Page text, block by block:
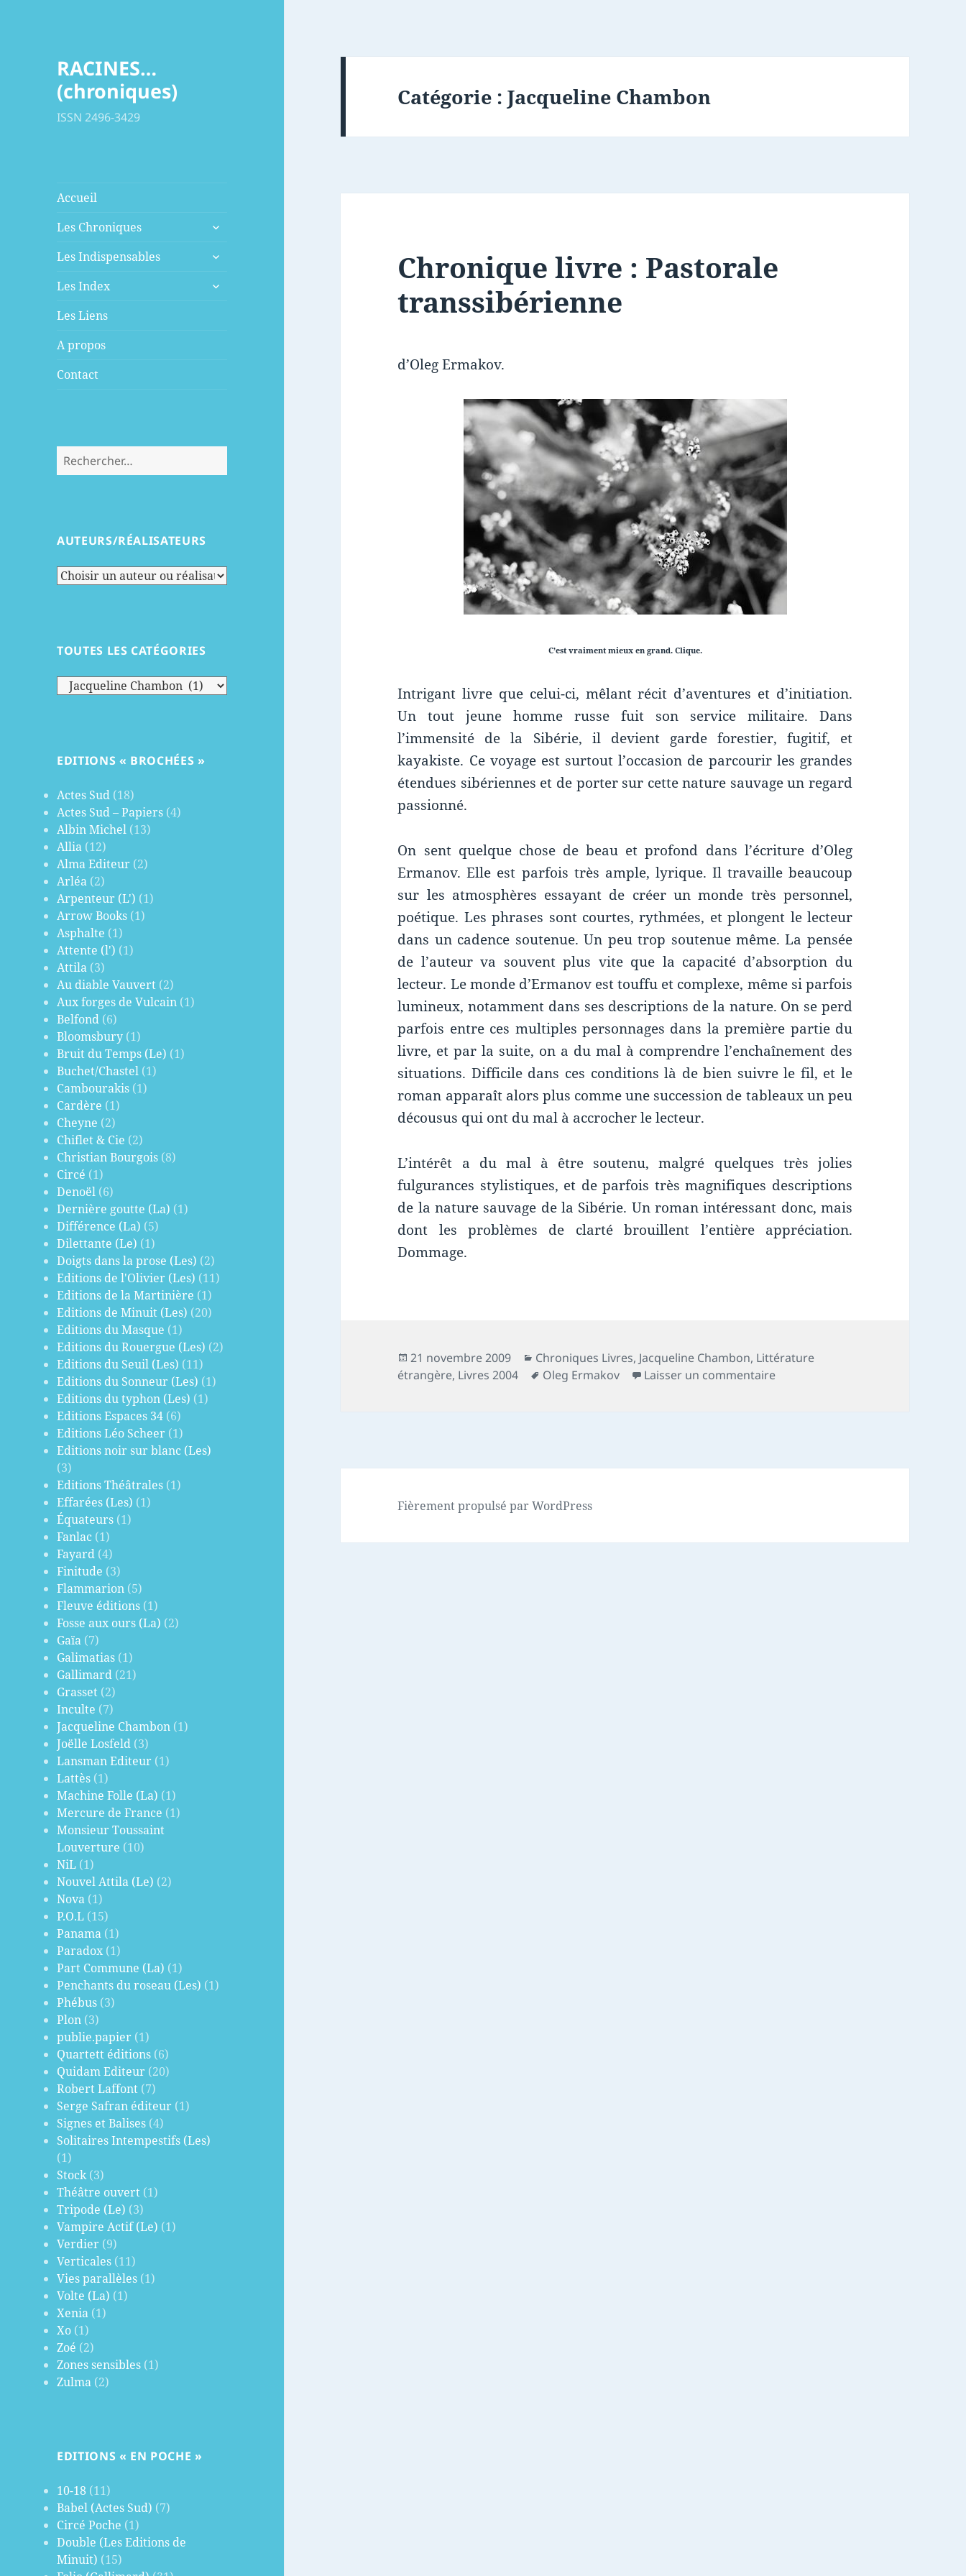
RACINES…
(chroniques)
ISSN 2496-3429
Accueil
Les Chroniques
ouvrir
sous-
Les Indispensables
ouvrir
sous-
Les Index
ouvrir
Les Liens
A propos
Contact
Rechercher :
AUTEURS/RÉALISATEURS
TOUTES LES CATÉGORIES
Toutes
EDITIONS « BROCHÉES »
Actes Sud (18)
Actes Sud – Papiers (4)
Albin Michel (13)
Allia (12)
Alma Editeur (2)
Arléa (2)
Arpenteur (L') (1)
Arrow Books (1)
Asphalte (1)
Attente (l') (1)
Attila (3)
Au diable Vauvert (2)
Aux forges de Vulcain (1)
Belfond (6)
Bloomsbury (1)
Bruit du Temps (Le) (1)
Buchet/Chastel (1)
Cambourakis (1)
Cardère (1)
Cheyne (2)
Chiflet & Cie (2)
Christian Bourgois (8)
Circé (1)
Denoël (6)
Dernière goutte (La) (1)
Différence (La) (5)
Dilettante (Le) (1)
Doigts dans la prose (Les) (2)
Editions de l'Olivier (Les) (11)
Editions de la Martinière (1)
Editions de Minuit (Les) (20)
Editions du Masque (1)
Editions du Rouergue (Les) (2)
Editions du Seuil (Les) (11)
Editions du Sonneur (Les) (1)
Editions du typhon (Les) (1)
Editions Espaces 34 (6)
Editions Léo Scheer (1)
Editions noir sur blanc (Les)
(3)
Editions Théâtrales (1)
Effarées (Les) (1)
Équateurs (1)
Fanlac (1)
Fayard (4)
Finitude (3)
Flammarion (5)
Fleuve éditions (1)
Fosse aux ours (La) (2)
Gaïa (7)
Galimatias (1)
Gallimard (21)
Grasset (2)
Inculte (7)
Jacqueline Chambon (1)
Joëlle Losfeld (3)
Lansman Editeur (1)
Lattès (1)
Machine Folle (La) (1)
Mercure de France (1)
Monsieur Toussaint
Louverture (10)
NiL (1)
Nouvel Attila (Le) (2)
Nova (1)
P.O.L (15)
Panama (1)
Paradox (1)
Part Commune (La) (1)
Penchants du roseau (Les) (1)
Phébus (3)
Plon (3)
publie.papier (1)
Quartett éditions (6)
Quidam Editeur (20)
Robert Laffont (7)
Serge Safran éditeur (1)
Signes et Balises (4)
Solitaires Intempestifs (Les)
(1)
Stock(3)
Théâtre ouvert (1)
Tripode (Le) (3)
Vampire Actif (Le) (1)
Verdier (9)
Verticales (11)
Vies parallèles (1)
Volte (La) (1)
Xenia (1)
Xo (1)
Zoé (2)
Zones sensibles (1)
Zulma (2)
EDITIONS « EN POCHE »
10-18 (11)
Babel (Actes Sud) (7)
Circé Poche (1)
Double (Les Editions de
Minuit) (15)
Catégorie :Jacqueline Chambon
Chronique livre : Pastorale
transsibérienne
d’Oleg Ermakov.
C’est vraiment mieux en grand. Clique.
Intrigant livre que celui-ci, mêlant récit d’aventures et d’initiation.
Un tout jeune homme russe fuit son service militaire. Dans
l’immensité de la Sibérie, il devient garde forestier, fugitif, et
kayakiste. Ce voyage est surtout l’occasion de parcourir les grandes
étendues sibériennes et de porter sur cette nature sauvage un regard
passionné.
On sent quelque chose de beau et profond dans l’écriture d’Oleg
Ermanov. Elle est parfois très ample, lyrique. Il travaille beaucoup
sur les atmosphères essayant de créer un monde très personnel,
poétique. Les phrases sont courtes, rythmées, et plongent le lecteur
dans un cadence soutenue. Un peu trop soutenue même. La pensée
de l’auteur va souvent plus vite que la capacité d’absorption du
lecteur. Le monde d’Ermanov est touffu et complexe, même si parfois
lumineux, notamment dans ses descriptions de la nature. On se perd
parfois entre ces multiples personnages dans la première partie du
livre, et par la suite, on a du mal à comprendre l’enchaînement des
situations. Difficile dans ces conditions là de bien suivre le fil, et le
roman apparaît alors plus comme une succession de tableaux un peu
décousus qui ont du mal à accrocher le lecteur.
L’intérêt a du mal à être soutenu, malgré quelques très jolies
fulgurances stylistiques, et de parfois très magnifiques descriptions
de la nature sauvage de la Sibérie. Un roman intéressant donc, mais
dont les problèmes de clarté brouillent l’entière appréciation.
Dommage.
Publié
le
21 novembre 2009 Catégories
Chroniques Livres, Jacqueline Chambon, Littérature
étrangère, Livres 2004
Mots-
Oleg Ermakov Laisser un commentairesur Chronique livre : Pastorale
Fièrement propulsé par WordPress